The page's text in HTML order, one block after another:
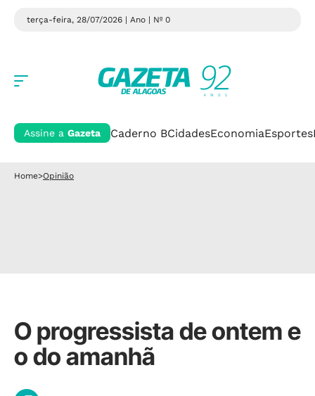
terça-feira, 28/07/2026 | Ano | Nº 0
Assine a Gazeta Caderno BCidadesEconomiaEsportes
Home>Opinião
O progressista de ontem e
o do amanhã